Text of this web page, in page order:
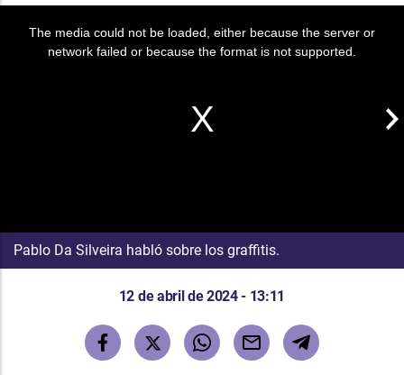
The media could not be loaded, either because the server or
network failed or because the format is not supported.
Pablo Da Silveira habló sobre los graffitis.
12 de abril de 2024 - 13:11